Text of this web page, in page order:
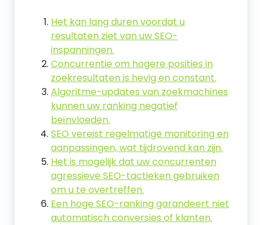
Het kan lang duren voordat u
resultaten ziet van uw SEO-
inspanningen.
Concurrentie om hogere posities in
zoekresultaten is hevig en constant.
Algoritme-updates van zoekmachines
kunnen uw ranking negatief
beïnvloeden.
SEO vereist regelmatige monitoring en
aanpassingen, wat tijdrovend kan zijn.
Het is mogelijk dat uw concurrenten
agressieve SEO-tactieken gebruiken
om u te overtreffen.
Een hoge SEO-ranking garandeert niet
automatisch conversies of klanten.